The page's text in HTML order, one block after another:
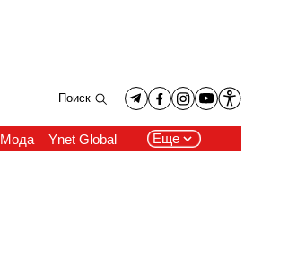
Поиск
Мода Ynet Global Еще